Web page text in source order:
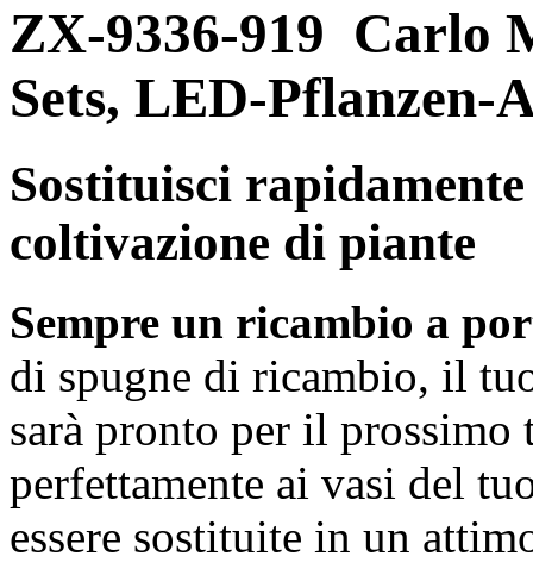
ZX-9336-919 Carlo
Sets, LED-Pflanzen-
Sostituisci
coltivazione di piante
Sempre un ricambio a
di spugne di ricambio, il
sarà pronto per il prossimo
perfettamente ai vasi del
essere sostituite in un